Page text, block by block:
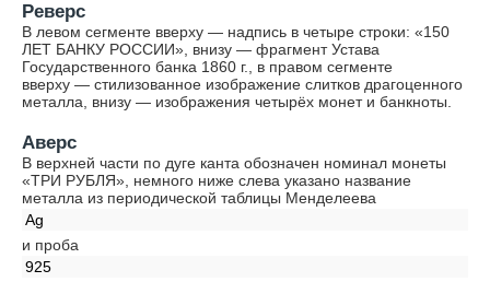
Реверс
В левом сегменте вверху — надпись в четыре строки: «150
ЛЕТ БАНКУ РОССИИ», внизу — фрагмент Устава
Государственного банка 1860 г., в правом сегменте
вверху — стилизованное изображение слитков драгоценного
металла, внизу — изображения четырёх монет и банкноты.
Аверс
В верхней части по дуге канта обозначен номинал монеты
«ТРИ РУБЛЯ», немного ниже слева указано название
металла из периодической таблицы Менделеева
Ag
и проба
925